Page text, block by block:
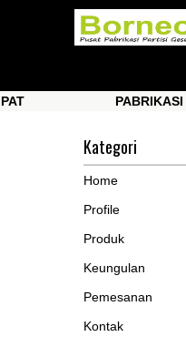
PABRIKASI
Kategori
Home
Profile
Produk
Keungulan
Pemesanan
Kontak